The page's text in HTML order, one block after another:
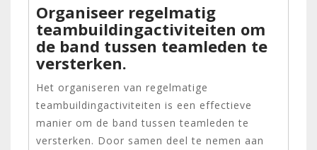
Organiseer regelmatig
teambuildingactiviteiten om
de band tussen teamleden te
versterken.
Het organiseren van regelmatige
teambuildingactiviteiten is een effectieve
manier om de band tussen teamleden te
versterken. Door samen deel te nemen aan